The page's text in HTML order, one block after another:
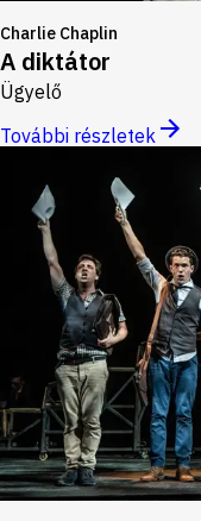
Charlie Chaplin
A diktátor
Ügyelő
További részletek